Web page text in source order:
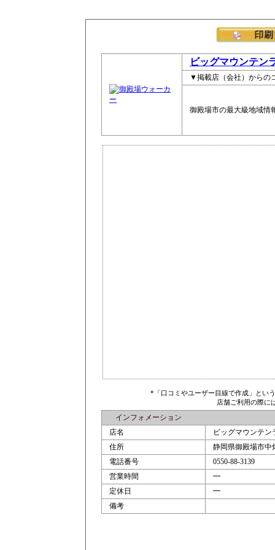
ビッグマウンテン
▼掲載店（会社）からの
御殿場市の最大級地域情
*「口コミやユーザー目線で作成」とい
店舗ご利用の際に
インフォメーション
店名
ビッグマウンテン
住所
静岡県御殿場市中
電話番号
0550-88-3139
営業時間
━
定休日
━
備考